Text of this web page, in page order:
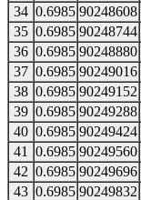
34 0.6985 90248608
35 0.6985 90248744
36 0.6985 90248880
37 0.6985 90249016
38 0.6985 90249152
39 0.6985 90249288
40 0.6985 90249424
41
0.6985 90249560
42 0.6985 90249696
43 0.6985 90249832